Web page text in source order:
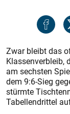
Zwar bleibt das
Klassenverbleib,
am sechsten
dem 9:6-Sieg
stürmte
Tabellendrittel